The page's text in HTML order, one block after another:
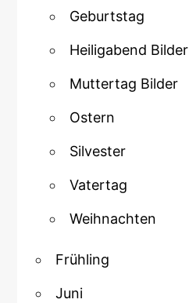
Geburtstag
Heiligabend Bilder
Muttertag Bilder
Ostern
Silvester
Vatertag
Weihnachten
Frühling
Juni